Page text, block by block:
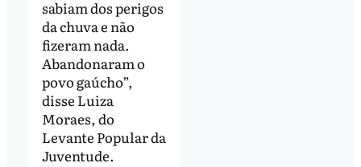
sabiam dos perigos
da chuva e não
fizeram nada.
Abandonaram o
povo gaúcho”,
disse Luiza
Moraes, do
Levante Popular da
Juventude.